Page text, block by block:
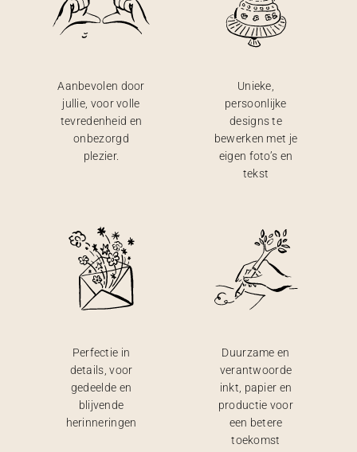
Aanbevolen door
jullie, voor volle
tevredenheid en
onbezorgd
plezier.
Unieke,
persoonlijke
designs te
bewerken met je
eigen foto’s en
tekst
Perfectie in
details, voor
gedeelde en
blijvende
herinneringen
Duurzame en
verantwoorde
inkt, papier en
productie voor
een betere
toekomst